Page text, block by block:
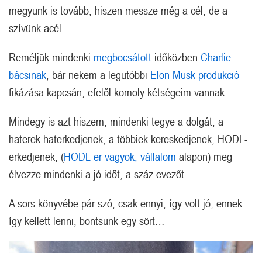
megyünk is tovább, hiszen messze még a cél, de a
szívünk acél.
Reméljük mindenki megbocsátott időközben Charlie
bácsinak , bár nekem a legutóbbi Elon Musk produkció
fikázása kapcsán, efelől komoly kétségeim vannak.
Mindegy is azt hiszem, mindenki tegye a dolgát, a
haterek haterkedjenek, a többiek kereskedjenek, HODL-
erkedjenek, (HODL-er vagyok, vállalom alapon) meg
élvezze mindenki a jó időt, a száz evezőt.
A sors könyvébe pár szó, csak ennyi, így volt jó, ennek
így kellett lenni, bontsunk egy sört…